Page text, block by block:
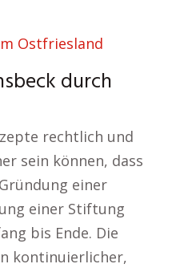
Ostfriesland
durch
rechtlich und
sein können, dass
einer
einer Stiftung
bis Ende. Die
kontinuierlicher,